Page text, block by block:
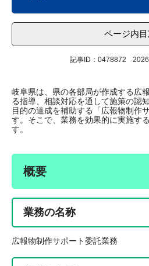
ページ内目
記事ID：0478872
岐阜県は、県の各部局が作成する広
る指導、相談対応を通して施策の認
目的の達成を補助する「広報物制作
す。そこで、業務を効果的に実施す
す。
概要
業務の名称
広報物制作サポート委託業務